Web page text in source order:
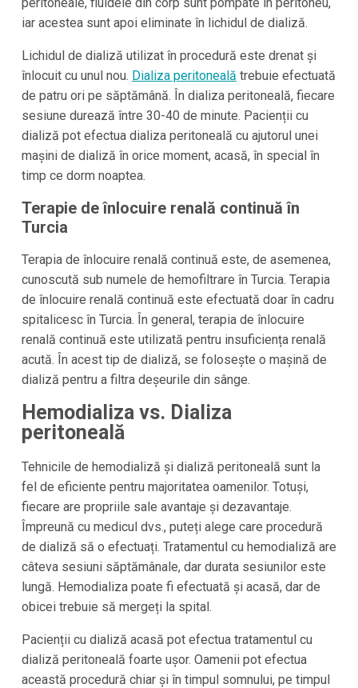
peritoneale, fluidele din corp sunt pompate în peritoneu,
iar acestea sunt apoi eliminate în lichidul de dializă.
Lichidul de dializă utilizat în procedură este drenat și
înlocuit cu unul nou. Dializa peritoneală trebuie efectuată
de patru ori pe săptămână. În dializa peritoneală, fiecare
sesiune durează între 30-40 de minute. Pacienții cu
dializă pot efectua dializa peritoneală cu ajutorul unei
mașini de dializă în orice moment, acasă, în special în
timp ce dorm noaptea.
Terapie de înlocuire renală continuă în
Turcia
Terapia de înlocuire renală continuă este, de asemenea,
cunoscută sub numele de hemofiltrare în Turcia. Terapia
de înlocuire renală continuă este efectuată doar în cadru
spitalicesc în Turcia. În general, terapia de înlocuire
renală continuă este utilizată pentru insuficiența renală
acută. În acest tip de dializă, se folosește o mașină de
dializă pentru a filtra deșeurile din sânge.
Hemodializa vs. Dializa
peritoneală
Tehnicile de hemodializă și dializă peritoneală sunt la
fel de eficiente pentru majoritatea oamenilor. Totuși,
fiecare are propriile sale avantaje și dezavantaje.
Împreună cu medicul dvs., puteți alege care procedură
de dializă să o efectuați. Tratamentul cu hemodializă are
câteva sesiuni săptămânale, dar durata sesiunilor este
lungă. Hemodializa poate fi efectuată și acasă, dar de
obicei trebuie să mergeți la spital.
Pacienții cu dializă acasă pot efectua tratamentul cu
dializă peritoneală foarte ușor. Oamenii pot efectua
această procedură chiar și în timpul somnului, pe timpul